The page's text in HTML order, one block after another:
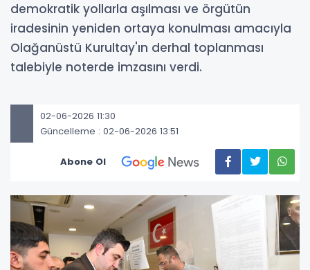
demokratik yollarla aşılması ve örgütün
iradesinin yeniden ortaya konulması amacıyla
Olağanüstü Kurultay'ın derhal toplanması
talebiyle noterde imzasını verdi.
02-06-2026 11:30
Güncelleme : 02-06-2026 13:51
Abone Ol